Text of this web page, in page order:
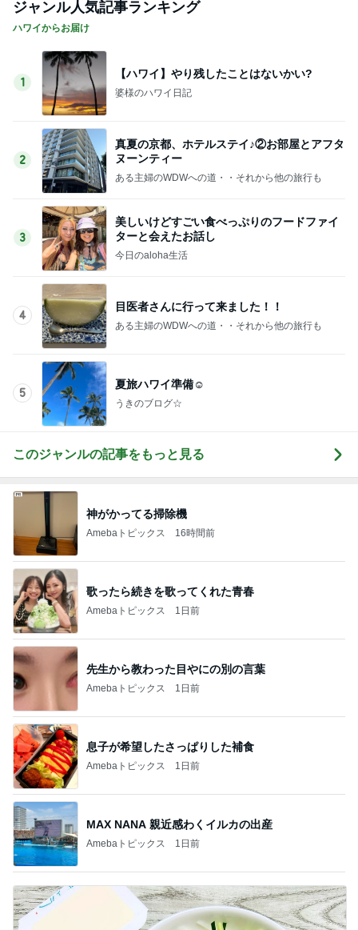
ジャンル人気記事ランキング
ハワイからお届け
1
【ハワイ】やり残したことはないかい?
婆様のハワイ日記
2
真夏の京都、ホテルステイ♪②お部屋とアフタ
ヌーンティー
ある主婦のWDWへの道・・それから他の旅行も
3
美しいけどすごい食べっぷりのフードファイ
ターと会えたお話し
今日のaloha生活
4
目医者さんに行って来ました！！
ある主婦のWDWへの道・・それから他の旅行も
5
夏旅ハワイ準備☺︎
うきのブログ☆
このジャンルの記事をもっと見る
神がかってる掃除機
Amebaトピックス 16時間前
歌ったら続きを歌ってくれた青春
Amebaトピックス 1日前
先生から教わった目やにの別の言葉
Amebaトピックス 1日前
息子が希望したさっぱりした補食
Amebaトピックス 1日前
MAX NANA 親近感わくイルカの出産
Amebaトピックス 1日前